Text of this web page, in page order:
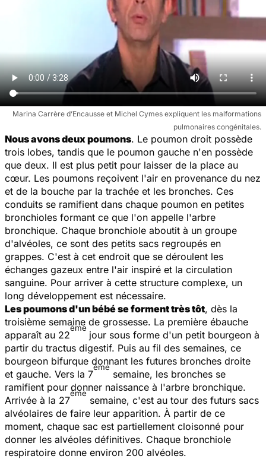
Marina Carrère d’Encausse et Michel Cymes expliquent les malformations
pulmonaires congénitales.
Nous avons deux poumons. Le poumon droit possède
trois lobes, tandis que le poumon gauche n'en possède
que deux. Il est plus petit pour laisser de la place au
cœur. Les poumons reçoivent l'air en provenance du nez
et de la bouche par la trachée et les bronches. Ces
conduits se ramifient dans chaque poumon en petites
bronchioles formant ce que l'on appelle l'arbre
bronchique. Chaque bronchiole aboutit à un groupe
d'alvéoles, ce sont des petits sacs regroupés en
grappes. C'est à cet endroit que se déroulent les
échanges gazeux entre l'air inspiré et la circulation
sanguine. Pour arriver à cette structure complexe, un
long développement est nécessaire.
Les poumons d'un bébé se forment très tôt, dès la
troisième semaine de grossesse. La première ébauche
apparaît au 22
ème
jour sous forme d'un petit bourgeon à
partir du tractus digestif. Puis au fil des semaines, ce
bourgeon bifurque donnant les futures bronches droite
et gauche. Vers la 7
ème
semaine, les bronches se
ramifient pour donner naissance à l'arbre bronchique.
Arrivée à la 27
ème
semaine, c'est au tour des futurs sacs
alvéolaires de faire leur apparition. À partir de ce
moment, chaque sac est partiellement cloisonné pour
donner les alvéoles définitives. Chaque bronchiole
respiratoire donne environ 200 alvéoles.